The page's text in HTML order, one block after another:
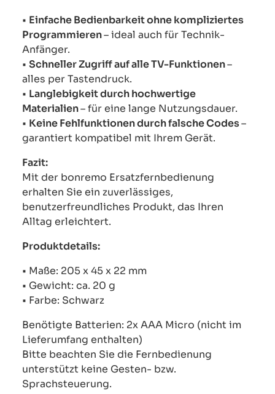
• Einfache Bedienbarkeit ohne kompliziertes
Programmieren– ideal auch für Technik-
Anfänger.
• Schneller Zugriff auf alle TV-Funktionen–
alles per Tastendruck.
• Langlebigkeit durch hochwertige
Materialien– für eine lange Nutzungsdauer.
• Keine Fehlfunktionen durch falsche Codes–
garantiert kompatibel mit Ihrem Gerät.
Fazit:
Mit der bonremo Ersatzfernbedienung
erhalten Sie ein zuverlässiges,
benutzerfreundliches Produkt, das Ihren
Alltag erleichtert.
Produktdetails:
• Maße: 205 x 45 x 22 mm
• Gewicht: ca. 20 g
• Farbe: Schwarz
Benötigte Batterien: 2x AAA Micro (nicht im
Lieferumfang enthalten)
Bitte beachten Sie die Fernbedienung
unterstützt keine Gesten- bzw.
Sprachsteuerung.